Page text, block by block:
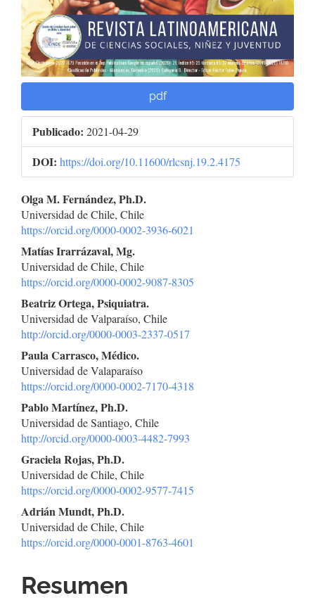
pdf
Publicado: 2021-04-29
DOI: https://doi.org/10.11600/rlcsnj.19.2.4175
Contenido
principal
del
artículo
Olga M. Fernández, Ph.D.
Universidad de Chile, Chile
https://orcid.org/0000-0002-3936-6021
Matías Irarrázaval, Mg.
Universidad de Chile, Chile
https://orcid.org/0000-0002-9087-8305
Beatriz Ortega, Psiquiatra.
Universidad de Valparaíso, Chile
http://orcid.org/0000-0003-2337-0517
Paula Carrasco, Médico.
Universidad de Valaparaíso
https://orcid.org/0000-0002-7170-4318
Pablo Martínez, Ph.D.
Universidad de Santiago, Chile
http://orcid.org/0000-0003-4482-7993
Graciela Rojas, Ph.D.
Universidad de Chile, Chile
https://orcid.org/0000-0002-9577-7415
Adrián Mundt, Ph.D.
Universidad de Chile, Chile
https://orcid.org/0000-0001-8763-4601
Resumen